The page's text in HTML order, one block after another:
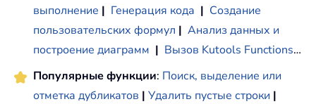
выполнение | Генерация кода | Создание
пользовательских формул | Анализ данных и
построение диаграмм | Вызов Kutools Functions…
Популярные функции: Поиск, выделение или
отметка дубликатов | Удалить пустые строки |